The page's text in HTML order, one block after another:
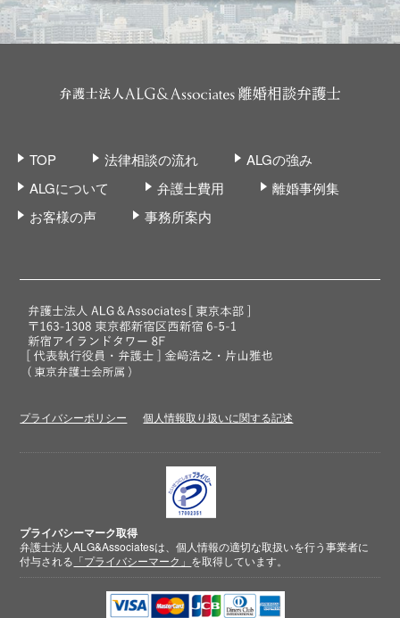
TOP 法律相談の流れ
ALGの強み
ALGについて
弁護士費用
離婚事例集
お客様の声
事務所案内
プライバシーポリシー 個人情報取り扱いに関する記述
プライバシーマーク取得
弁護士法人ALG&Associatesは、個人情報の適切な取扱いを行う事業者に
付与される 「プライバシーマーク」 を取得しています。